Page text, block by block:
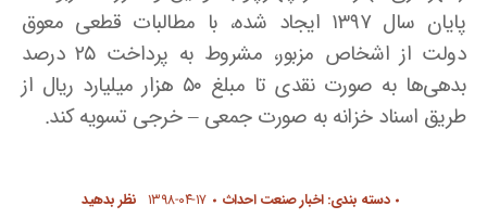
پایان سال ۱۳۹۷ ایجاد شده، با مطالبات قطعی معوق
دولت از اشخاص مزبور، مشروط به پرداخت ۲۵ درصد
بدهی‌ها به صورت نقدی تا مبلغ ۵۰ هزار میلیارد ریال از
طریق اسناد خزانه به صورت جمعی – خرجی تسویه کند.
دسته بندی:اخبار صنعت احداث ۱۳۹۸-۰۴-۱۷ نظر بدهید